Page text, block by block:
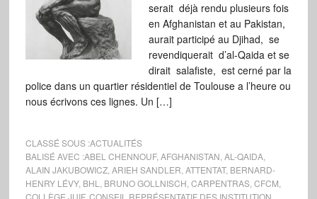
serait déjà rendu plusieurs fois
en Afghanistan et au Pakistan,
aurait participé au Djihad, se
revendiquerait d’al-Qaida et se
dirait salafiste, est cerné par la
police dans un quartier résidentiel de Toulouse a l’heure ou
nous écrivons ces lignes. Un […]
CLASSÉ SOUS :ACTUALITÉS
BALISÉ AVEC :ABEL CHENNOUF, AFGHANISTAN AL-QAIDA,
ALAIN JAKUBOWICZ, ARIEH SANDLER ATTENTAT, BERNARD-
HENRY LÉVY, BHL BRUNO GOLLNISCH CARPENTRAS, CFCM
COLLÈGE JUIF, CONSEIL REPRÉSENTATIF DES INSTITUTION